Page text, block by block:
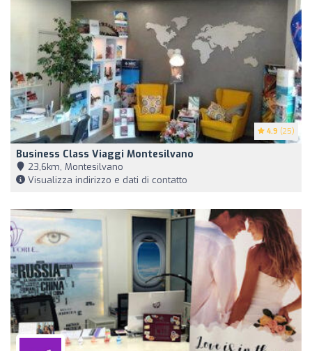
4.9 (25)
Business Class Viaggi Montesilvano
23,6km, Montesilvano
Visualizza indirizzo e dati di contatto